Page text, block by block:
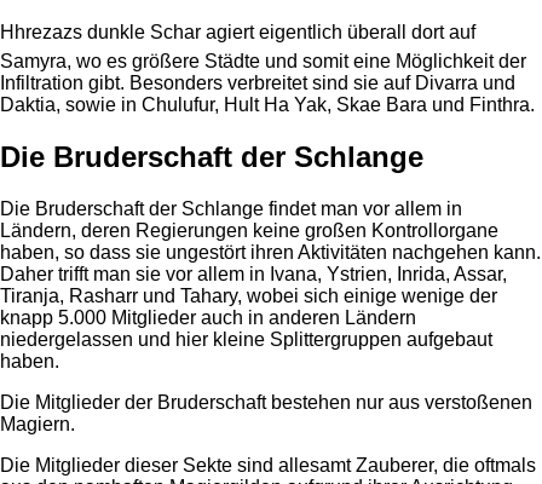
Hhrezazs dunkle Schar agiert eigentlich überall dort auf
Samyra, wo es größere Städte und somit eine Möglichkeit der
Infiltration gibt. Besonders verbreitet sind sie auf Divarra und
Daktia, sowie in Chulufur, Hult Ha Yak, Skae Bara und Finthra.
Die Bruderschaft der Schlange
Die Bruderschaft der Schlange findet man vor allem in
Ländern, deren Regierungen keine großen Kontrollorgane
haben, so dass sie ungestört ihren Aktivitäten nachgehen kann.
Daher trifft man sie vor allem in Ivana, Ystrien, Inrida, Assar,
Tiranja, Rasharr und Tahary, wobei sich einige wenige der
knapp 5.000 Mitglieder auch in anderen Ländern
niedergelassen und hier kleine Splittergruppen aufgebaut
haben.
Die Mitglieder der Bruderschaft bestehen nur aus verstoßenen
Magiern.
Die Mitglieder dieser Sekte sind allesamt Zauberer, die oftmals